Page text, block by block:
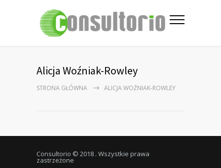
Alicja Woźniak-Rowley
STRONA GŁÓWNA ALICJA WOŹNIAK-ROWLEY
Consultorio © 2018 . Wszystkie prawa
zastrzeżone